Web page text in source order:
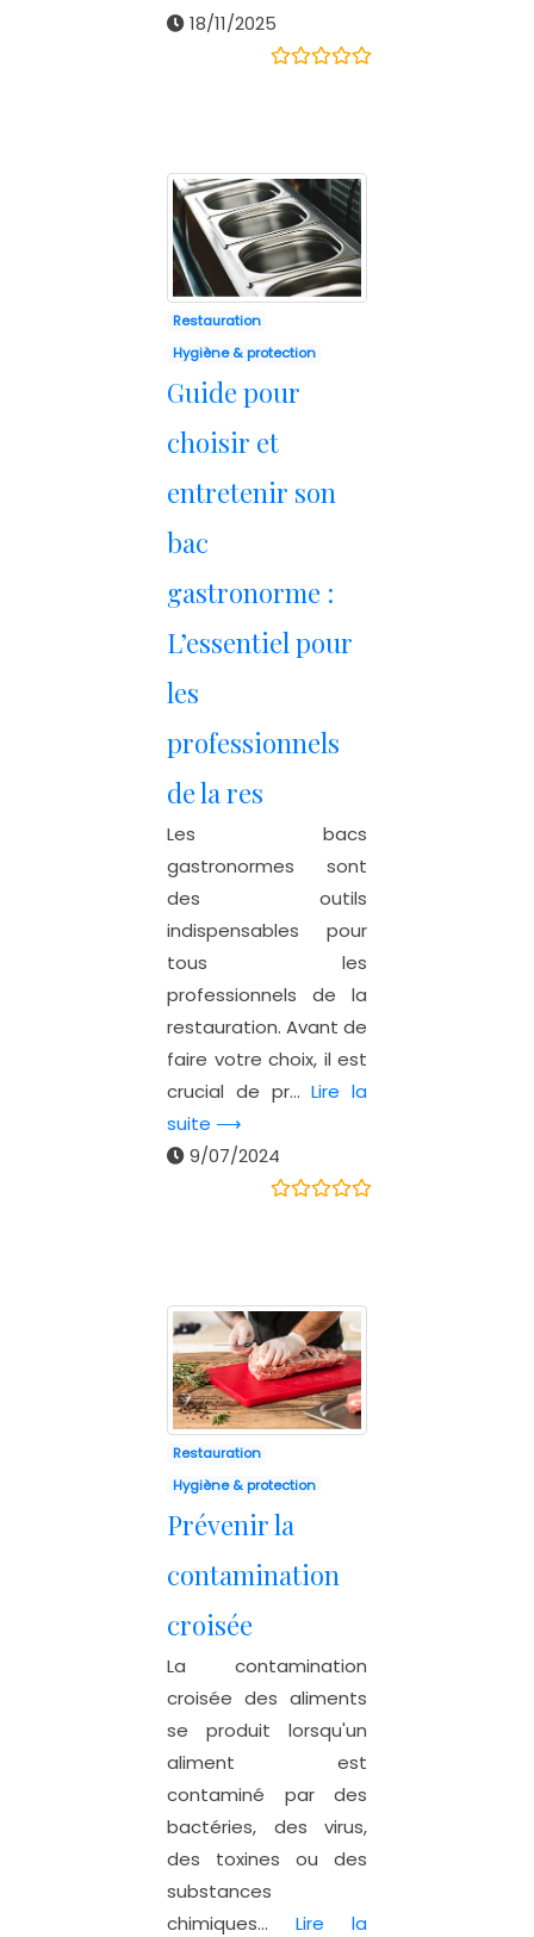
18/11/2025
Restauration
Hygiène & protection
Guide pour
choisir et
entretenir son
bac
gastronorme :
L’essentiel pour
les
professionnels
de la res
Les bacs
gastronormes sont
des outils
indispensables pour
tous les
professionnels de la
restauration. Avant de
faire votre choix, il est
crucial de pr...Lire la
suite ⟶
9/07/2024
Restauration
Hygiène & protection
Prévenir la
contamination
croisée
La contamination
croisée des aliments
se produit lorsqu'un
aliment est
contaminé par des
bactéries, des virus,
des toxines ou des
substances
chimiques... Lire la